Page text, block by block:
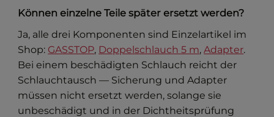
Können einzelne Teile später ersetzt werden?
Ja, alle drei Komponenten sind Einzelartikel im
Shop: GASSTOP, Doppelschlauch 5 m,Adapter.
Bei einem beschädigten Schlauch reicht der
Schlauchtausch — Sicherung und Adapter
müssen nicht ersetzt werden, solange sie
unbeschädigt und in der Dichtheitsprüfung